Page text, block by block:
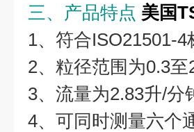
三、产品特点 美国
1、符合ISO21501-4
2、粒径范围为0.3至
3、流量为2.83升/分
4、可同时测量六个